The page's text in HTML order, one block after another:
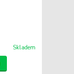
Skladem